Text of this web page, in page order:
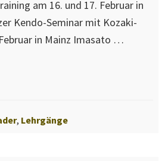
am 16. und 17. Februar in
Kendo-Seminar mit Kozaki-
in Mainz Imasato …
, Lehrgänge